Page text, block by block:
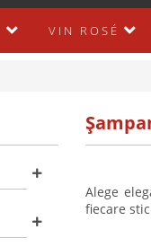
VIN ROSÉ
Alege
fiecare